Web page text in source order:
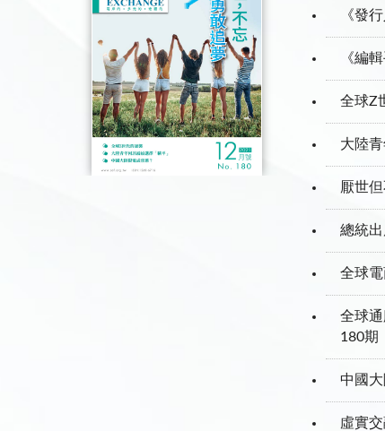
《發
《編
全球Z
大陸
厭世
總統
全球
全球
180期
中國
虛實